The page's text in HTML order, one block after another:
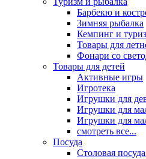
Барбекю и
Зимняя рыбалка
Кемпинг и
Товары для
Фонари со
Товары для детей
Активные игры
Игротека
Игрушки для
Игрушки для
Игрушки для
смотреть все...
Посуда
Столовая